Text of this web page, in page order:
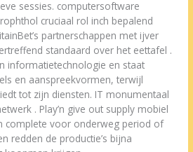
sessies. computersoftware
cruciaal rol inch bepalend
partnerschappen met ijver
standaard over het eettafel .
informatietechnologie en staat
en aanspreekvormen, terwijl
tot zijn diensten. IT monumentaal
. Play’n give out supply mobiel
complete voor onderweg period of
redden de productie’s bijna